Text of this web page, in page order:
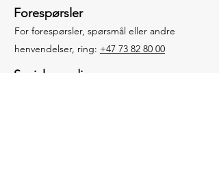
Forespørsler
For forespørsler, spørsmål eller andre
henvendelser, ring: +47 73 82 80 00
Sosiale medier